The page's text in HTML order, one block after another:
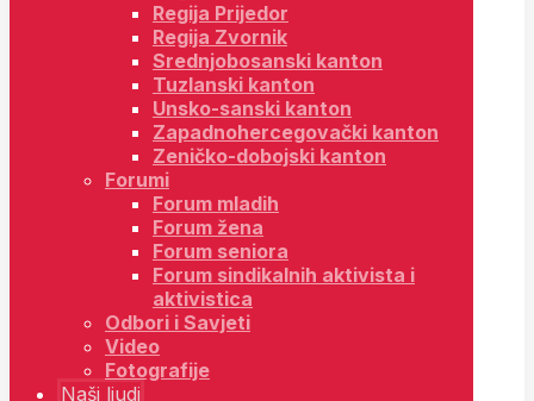
Regija Prijedor
Regija Zvornik
Srednjobosanski kanton
Tuzlanski kanton
Unsko-sanski kanton
Zapadnohercegovački kanton
Zeničko-dobojski kanton
Forumi
Forum mladih
Forum žena
Forum seniora
Forum sindikalnih aktivista i
aktivistica
Odbori i Savjeti
Video
Fotografije
Naši ljudi